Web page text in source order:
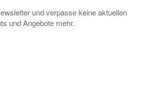
und verpasse keine aktuellen
und Angebote mehr.